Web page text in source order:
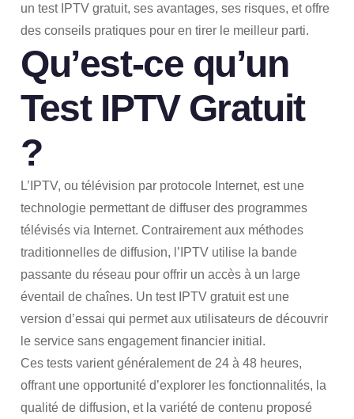
un test IPTV gratuit, ses avantages, ses risques, et offre
des conseils pratiques pour en tirer le meilleur parti.
Qu’est-ce qu’un
Test IPTV Gratuit
?
L’IPTV, ou télévision par protocole Internet, est une
technologie permettant de diffuser des programmes
télévisés via Internet. Contrairement aux méthodes
traditionnelles de diffusion, l’IPTV utilise la bande
passante du réseau pour offrir un accès à un large
éventail de chaînes. Un test IPTV gratuit est une
version d’essai qui permet aux utilisateurs de découvrir
le service sans engagement financier initial.
Ces tests varient généralement de 24 à 48 heures,
offrant une opportunité d’explorer les fonctionnalités, la
qualité de diffusion, et la variété de contenu proposé